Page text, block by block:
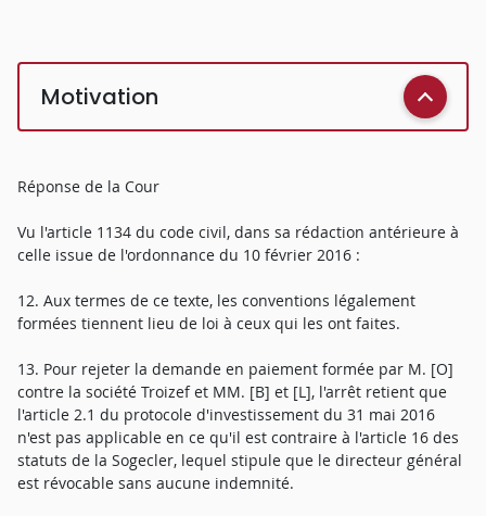
Motivation
Réponse de la Cour
Vu l'article 1134 du code civil, dans sa rédaction antérieure à
celle issue de l'ordonnance du 10 février 2016 :
12. Aux termes de ce texte, les conventions légalement
formées tiennent lieu de loi à ceux qui les ont faites.
13. Pour rejeter la demande en paiement formée par M. [O]
contre la société Troizef et MM. [B] et [L], l'arrêt retient que
l'article 2.1 du protocole d'investissement du 31 mai 2016
n'est pas applicable en ce qu'il est contraire à l'article 16 des
statuts de la Sogecler, lequel stipule que le directeur général
est révocable sans aucune indemnité.